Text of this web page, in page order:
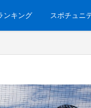
ンキング スポチュニ